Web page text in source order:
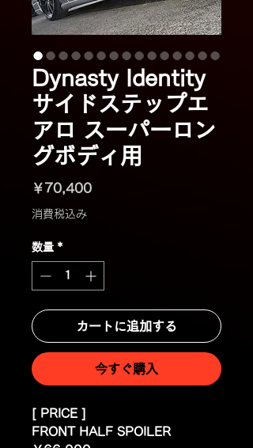
Dynasty Identity
サイドステップエ
アロ スーパーロン
グボディ用
￥70,400価
消費税込み
数量 *
カートに追加する
今すぐ購入
[ PRICE ]
FRONT HALF SPOILER